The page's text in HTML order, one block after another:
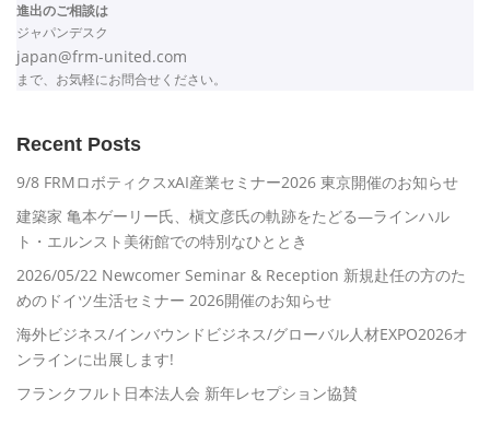
進出のご相談は
ジャパンデスク
japan@frm-united.com
まで、お気軽にお問合せください。
Recent Posts
9/8 FRMロボティクスxAI産業セミナー2026 東京開催のお知らせ
建築家 亀本ゲーリー氏、槇文彦氏の軌跡をたどる―ラインハル
ト・エルンスト美術館での特別なひととき
2026/05/22 Newcomer Seminar & Reception 新規赴任の方のた
めのドイツ生活セミナー 2026開催のお知らせ
海外ビジネス/インバウンドビジネス/グローバル人材EXPO2026オ
ンラインに出展します!
フランクフルト日本法人会 新年レセプション協賛